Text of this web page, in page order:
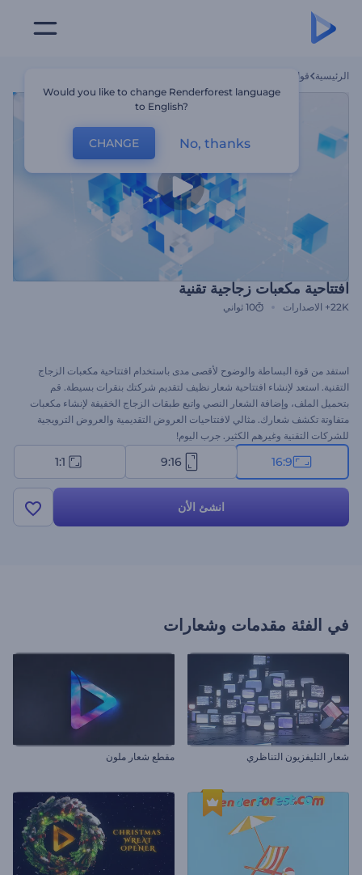
الرئيسية قوالب
افتتاحية مكعبات زجاجية تقنية
22K+ الاصدارات 10 ثواني
استفد من قوة البساطة والوضوح لأقصى مدى باستخدام افتتاحية مكعبات الزجاج
التقنية. استعد لإنشاء افتتاحية شعار نظيف لتقديم شركتك بنقرات بسيطة. قم
بتحميل الملف، وإضافة الشعار النصي واتبع طبقات الزجاج الخفيفة لإنشاء مكعبات
متفاوتة تكشف شعارك. مثالي لافتتاحيات العروض التقديمية والعروض الترويجية
للشركات التقنية وغيرهم الكثير. جرب اليوم!
16:9
9:16
1:1
انشئ الأن
في الفئة مقدمات وشعارات
شعار التليفزيون التناظري مقطع شعار ملون
Would you like to change Renderforest language
to English?
CHANGE No, thanks